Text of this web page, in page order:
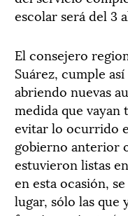
escolar será del 3
El consejero
Suárez, cumple
abriendo nuevas
medida que vayan
evitar lo ocurrido
gobierno anterior
estuvieron listas
en esta ocasión,
lugar, sólo las que